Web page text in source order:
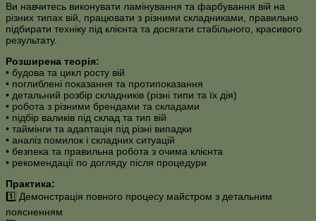
Ви навчитесь виконувати ламінування та фарбування вій на
різних типах вій, працювати з різними складниками, правильно
підбирати техніку під клієнта та досягати стабільного, красивого
результату.
Розширена теорія:
• будова та цикл росту вій
• поглиблені показання та протипоказання
• детальний розбір складників (різні типи та їх дія)
• робота з різними брендами та складами
• підбір валиків під склад та тип вій
• таймінги та адаптація під різні випадки
• аналіз помилок і складних ситуацій
• безпека та правильна робота з очима клієнта
• рекомендації по догляду після процедури
Практика:
1️⃣ Демонстрація повного процесу майстром з детальним
поясненням